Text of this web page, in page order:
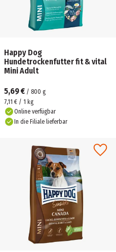
Happy Dog
Hundetrockenfutter fit & vital
Mini Adult
5,69 € / 800 g
7,11 € / 1 kg
Online verfügbar
In die Filiale lieferbar